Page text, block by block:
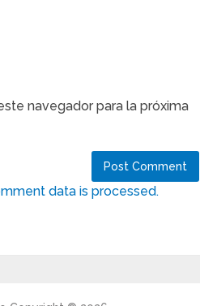
navegador para la próxima
data is processed.